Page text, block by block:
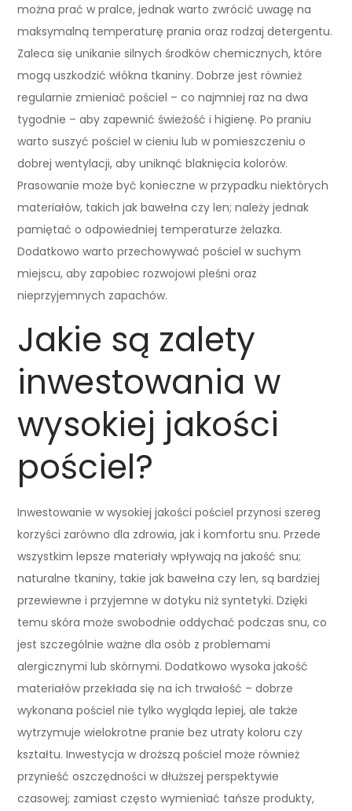
można prać w pralce, jednak warto zwrócić uwagę na
maksymalną temperaturę prania oraz rodzaj detergentu.
Zaleca się unikanie silnych środków chemicznych, które
mogą uszkodzić włókna tkaniny. Dobrze jest również
regularnie zmieniać pościel – co najmniej raz na dwa
tygodnie – aby zapewnić świeżość i higienę. Po praniu
warto suszyć pościel w cieniu lub w pomieszczeniu o
dobrej wentylacji, aby uniknąć blaknięcia kolorów.
Prasowanie może być konieczne w przypadku niektórych
materiałów, takich jak bawełna czy len; należy jednak
pamiętać o odpowiedniej temperaturze żelazka.
Dodatkowo warto przechowywać pościel w suchym
miejscu, aby zapobiec rozwojowi pleśni oraz
nieprzyjemnych zapachów.
Jakie są zalety
inwestowania w
wysokiej jakości
pościel?
Inwestowanie w wysokiej jakości pościel przynosi szereg
korzyści zarówno dla zdrowia, jak i komfortu snu. Przede
wszystkim lepsze materiały wpływają na jakość snu;
naturalne tkaniny, takie jak bawełna czy len, są bardziej
przewiewne i przyjemne w dotyku niż syntetyki. Dzięki
temu skóra może swobodnie oddychać podczas snu, co
jest szczególnie ważne dla osób z problemami
alergicznymi lub skórnymi. Dodatkowo wysoka jakość
materiałów przekłada się na ich trwałość – dobrze
wykonana pościel nie tylko wygląda lepiej, ale także
wytrzymuje wielokrotne pranie bez utraty koloru czy
kształtu. Inwestycja w droższą pościel może również
przynieść oszczędności w dłuższej perspektywie
czasowej; zamiast często wymieniać tańsze produkty,